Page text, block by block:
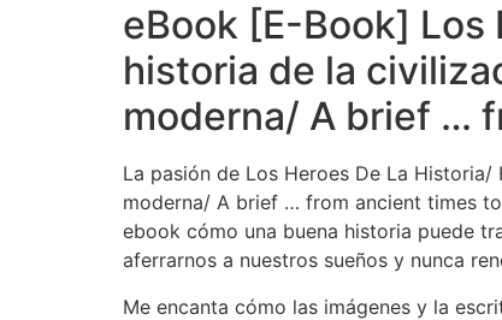
eBook [E-Book] Los
historia de la
moderna/ A brief …
La pasión de Los Heroes De La
moderna/ A brief … from ancient times
ebook cómo una buena historia puede
aferrarnos a nuestros sueños y nunca
Me encanta cómo las imágenes y la